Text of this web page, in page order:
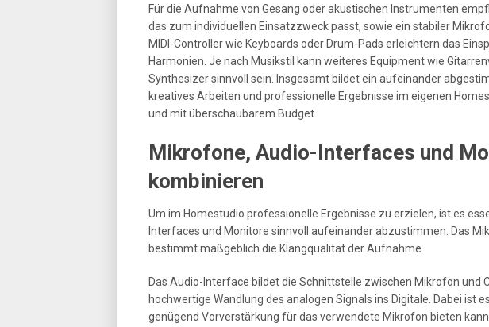
Für die Aufnahme von Gesang oder akustischen Instrumenten
das zum individuellen Einsatzzweck passt, sowie ein stabiler
MIDI-Controller wie Keyboards oder Drum-Pads erleichtern das
Harmonien. Je nach Musikstil kann weiteres Equipment wie
Synthesizer sinnvoll sein. Insgesamt bildet ein aufeinander
kreatives Arbeiten und professionelle Ergebnisse im eigenen
und mit überschaubarem Budget.
Mikrofone, Audio-Interfaces und
kombinieren
Um im Homestudio professionelle Ergebnisse zu erzielen, ist es
Interfaces und Monitore sinnvoll aufeinander abzustimmen. Das
bestimmt maßgeblich die Klangqualität der Aufnahme.
Das Audio-Interface bildet die Schnittstelle zwischen Mikrofon und
hochwertige Wandlung des analogen Signals ins Digitale. Dabei ist
genügend Vorverstärkung für das verwendete Mikrofon bieten